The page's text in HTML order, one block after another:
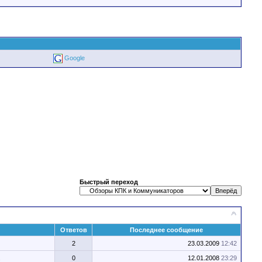
Google
Быстрый переход
Ответов
Последнее сообщение
2
23.03.2009 12:42
0 12.01.2008 23:29